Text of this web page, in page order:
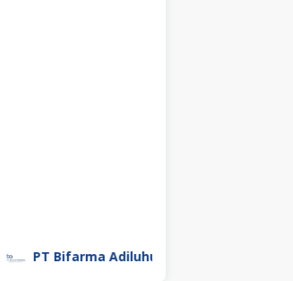
PT Bifarma Adiluhung (a Kalbe Company)